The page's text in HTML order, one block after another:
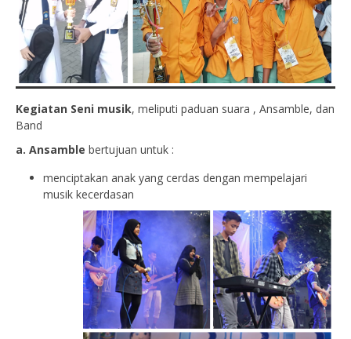
Kegiatan Seni musik, meliputi paduan suara , Ansamble, dan
Band
a. Ansamble bertujuan untuk :
menciptakan anak yang cerdas dengan mempelajari
musik kecerdasan